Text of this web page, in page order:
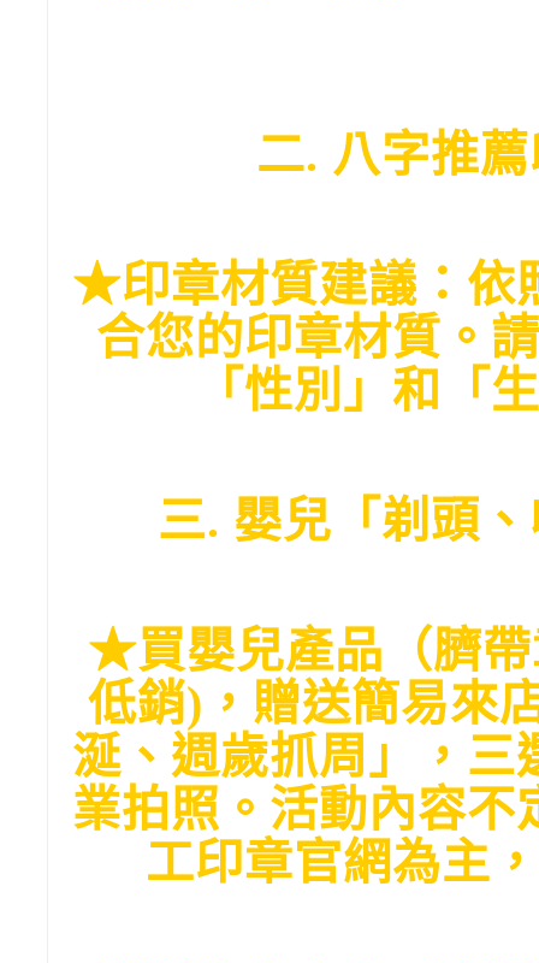
二. 八字推
★印章材質建議：依
合您的印章材質。
「性別」和「
三. 嬰兒「剃頭
★買嬰兒產品（臍
低銷)，贈送簡易來
涎、週歲抓周」，三
業拍照。活動內容不
工印章官網為主